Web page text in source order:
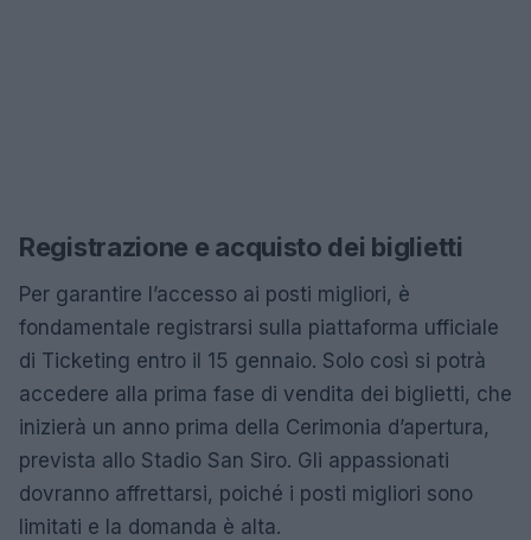
Registrazione e acquisto dei biglietti
Per garantire l’accesso ai posti migliori, è
fondamentale registrarsi sulla piattaforma ufficiale
di Ticketing entro il 15 gennaio. Solo così si potrà
accedere alla prima fase di vendita dei biglietti, che
inizierà un anno prima della Cerimonia d’apertura,
prevista allo Stadio San Siro. Gli appassionati
dovranno affrettarsi, poiché i posti migliori sono
limitati e la domanda è alta.